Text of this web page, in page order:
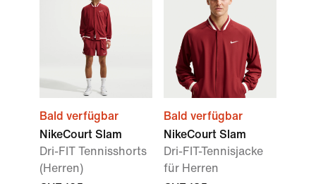
Bald verfügbar
NikeCourt Slam
Dri-FIT Tennisshorts
(Herren)
Bald verfügbar
NikeCourt Slam
Dri-FIT-Tennisjacke
für Herren